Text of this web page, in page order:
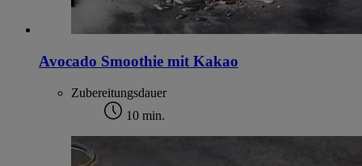
Avocado Smoothie mit Kakao
Zubereitungsdauer
10 min.